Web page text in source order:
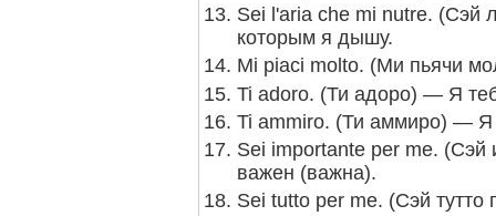
Sei l'aria che mi nutre. (Сэй
которым я дышу.
Mi piaci molto. (Ми пьячи
Ti adoro. (Ти адоро) — Я
Ti ammiro. (Ти аммиро) — Я
Sei importante per me. (Сэй
важен (важна).
Sei tutto per me. (Сэй